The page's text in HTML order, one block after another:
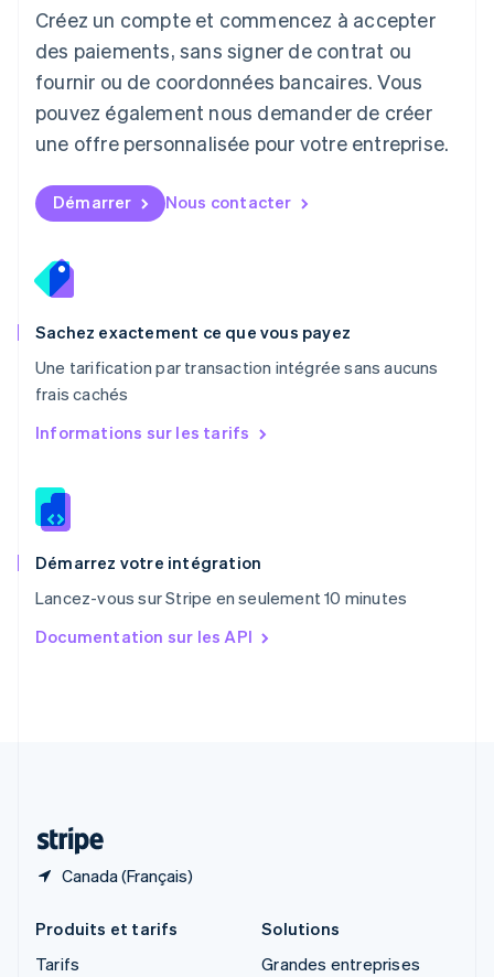
Créez un compte et commencez à accepter
des paiements, sans signer de contrat ou
fournir ou de coordonnées bancaires. Vous
pouvez également nous demander de créer
une offre personnalisée pour votre entreprise.
Démarrer Nous contacter
Sachez exactement ce que vous payez
Une tarification par transaction intégrée sans aucuns
frais cachés
Informations sur les tarifs
Démarrez votre intégration
Lancez-vous sur Stripe en seulement 10 minutes
Documentation sur les API
Canada (Français)
Français DeutschEnglish
Malaisie
English 简体中文
Malte
English
Mexique
EspañolEnglish
English
Nouvelle-Zélande
Pays-Bas
Nederlands
English
PortuguêsEnglish
RAS de Hong Kong, Chine
English
Roumanie
Royaume-Uni
English
English简体中文
English
Produits et tarifs
Tarifs
Solutions
Grandes entreprises